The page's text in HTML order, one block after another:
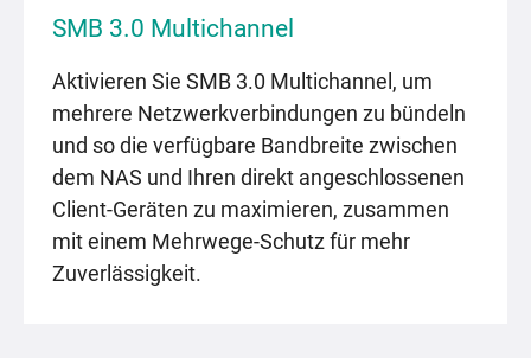
SMB 3.0 Multichannel
Aktivieren Sie SMB 3.0 Multichannel, um
mehrere Netzwerkverbindungen zu bündeln
und so die verfügbare Bandbreite zwischen
dem NAS und Ihren direkt angeschlossenen
Client-Geräten zu maximieren, zusammen
mit einem Mehrwege-Schutz für mehr
Zuverlässigkeit.